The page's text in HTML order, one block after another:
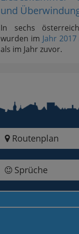
und
In sechs
wurden im Jahr
als im Jahr zuvor.
Routenplan
Sprüche